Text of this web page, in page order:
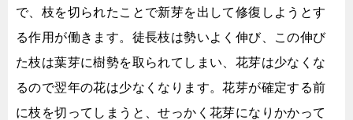
で、枝を切られたことで新芽を出して修復しようとす
る作用が働きます。徒長枝は勢いよく伸び、この伸び
た枝は葉芽に樹勢を取られてしまい、花芽は少なくな
るので翌年の花は少なくなります。花芽が確定する前
に枝を切ってしまうと、せっかく花芽になりかかって